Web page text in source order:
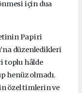
için dua
Papiri
düzenledikleri
toplu hâlde
henüz olmadı.
özel timlerin ve